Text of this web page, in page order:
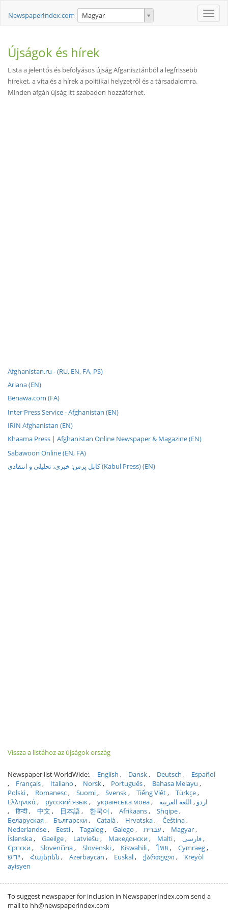
Toggle
NewspaperIndex.com Magyar
Újságok és hírek
Lista a jelentős és befolyásos újság Afganisztánból a legfrissebb
híreket, a vita és a hírek a politikai helyzetről és a társadalomra.
Minden afgán újság itt szabadon hozzáférhet.
Afghanistan.ru - (RU, EN, FA, PS)
Ariana (EN)
Benawa.com (FA)
Inter Press Service - Afghanistan (EN)
IRIN Afghanistan (EN)
Khaama Press | Afghanistan Online Newspaper & Magazine (EN)
Sabawoon Online (EN, FA)
کابل پرس: خبری، تحليلی و انتقادی (Kabul Press) (EN)
Vissza a listához az újságok ország
Newspaper list WorldWide: English Dansk Deutsch
Español
Français
Italiano Norsk Português
Bahasa Melayu
Polski
Romanesc Suomi Svensk Tiếng Việt
Türkçe
Ελληνικά
русский язык українська мова اردو
اللغة العربية
हिन्दी
中文 日本語 한국어 Afrikaans
Shqipe
Беларуская
Български Català Hrvatska
Čeština
Nederlandse
Eesti Tagalog Galego עברית
Magyar
Íslenska
Gaeilge Latviešu Македонски Malti
فارسی
Српски
Slovenčina Slovenski Kiswahili ไทย
Cymraeg
ייִדיש
Հայերեն Azərbaycan Euskal ქართული
Kreyòl
ayisyen
To suggest newspaper for inclusion in NewspaperIndex.com send a
mail to hh@newspaperindex.com